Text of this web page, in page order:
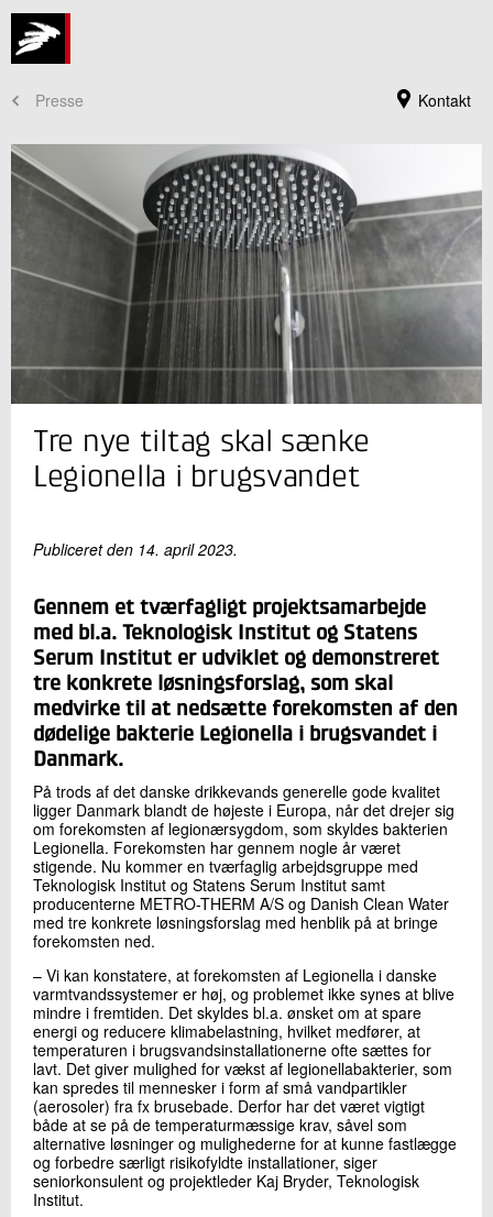
Kontakt
Presse
Jeg er din kontaktperson
Kaj L. Bryder
Seniorkonsulent, ph.d., civ.ing.
Installation og Kalibrering
Skriv til mig
Send
Tre nye tiltag skal sænke
Legionella i brugsvandet
Publiceret den 14. april 2023.
Gennem et tværfagligt projektsamarbejde
med bl.a. Teknologisk Institut og Statens
Serum Institut er udviklet og demonstreret
tre konkrete løsningsforslag, som skal
medvirke til at nedsætte forekomsten af den
dødelige bakterie Legionella i brugsvandet i
Danmark.
På trods af det danske drikkevands generelle gode kvalitet
ligger Danmark blandt de højeste i Europa, når det drejer sig
om forekomsten af legionærsygdom, som skyldes bakterien
Legionella. Forekomsten har gennem nogle år været
stigende. Nu kommer en tværfaglig arbejdsgruppe med
Teknologisk Institut og Statens Serum Institut samt
producenterne METRO-THERM A/S og Danish Clean Water
med tre konkrete løsningsforslag med henblik på at bringe
forekomsten ned.
– Vi kan konstatere, at forekomsten af Legionella i danske
varmtvandssystemer er høj, og problemet ikke synes at blive
mindre i fremtiden. Det skyldes bl.a. ønsket om at spare
energi og reducere klimabelastning, hvilket medfører, at
temperaturen i brugsvandsinstallationerne ofte sættes for
lavt. Det giver mulighed for vækst af legionellabakterier, som
kan spredes til mennesker i form af små vandpartikler
(aerosoler) fra fx brusebade. Derfor har det været vigtigt
både at se på de temperaturmæssige krav, såvel som
alternative løsninger og mulighederne for at kunne fastlægge
og forbedre særligt risikofyldte installationer, siger
seniorkonsulent og projektleder Kaj Bryder, Teknologisk
Institut.